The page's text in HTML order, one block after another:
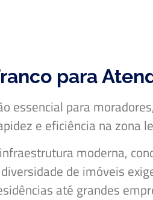
para
essencial para
e eficiência na zona
moderna,
de imóveis
até grandes